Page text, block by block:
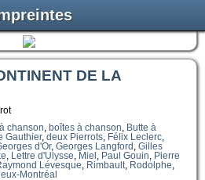
DE LA
chanson boîtes à chanson
Butte à
Gauthier, deux Pierrots Félix Leclerc
d'Or, Georges Langford
Gilles
Lettre d'Ulysse Miel Paul Gouin
Pierre
Lévesque Rimbault Rodolphe
Montréal